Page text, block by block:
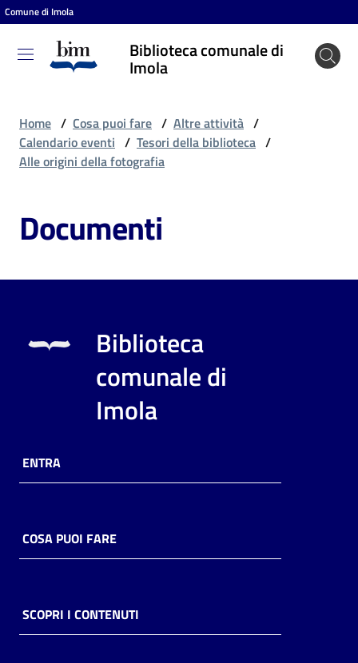
Vai al contenuto
Vai alla navigazione
Vai al footer
Comune di Imola
Biblioteca comunale di
Imola
Biblioteca
comunale
Cosa
fare
Scopri
online
Piani
Home / Cosa puoi fare / Altre attività /
Calendario eventi / Tesori della biblioteca /
Alle origini della fotografia
Documenti
Biblioteca
comunale di
Imola
ENTRA
COSA PUOI FARE
SCOPRI I CONTENUTI